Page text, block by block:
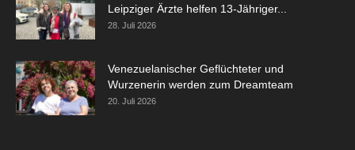
Leipziger Ärzte helfen 13-Jähriger...
28. Juli 2026
Venezuelanischer Geflüchteter und
Wurzenerin werden zum Dreamteam
20. Juli 2026